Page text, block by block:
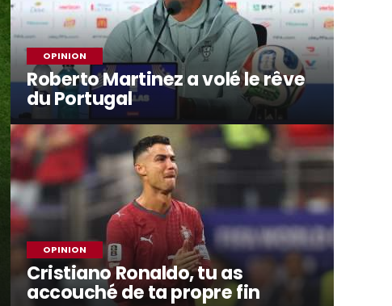
OPINION
Roberto Martinez a volé le rêve
du Portugal
OPINION
Cristiano Ronaldo, tu as
accouché de ta propre fin